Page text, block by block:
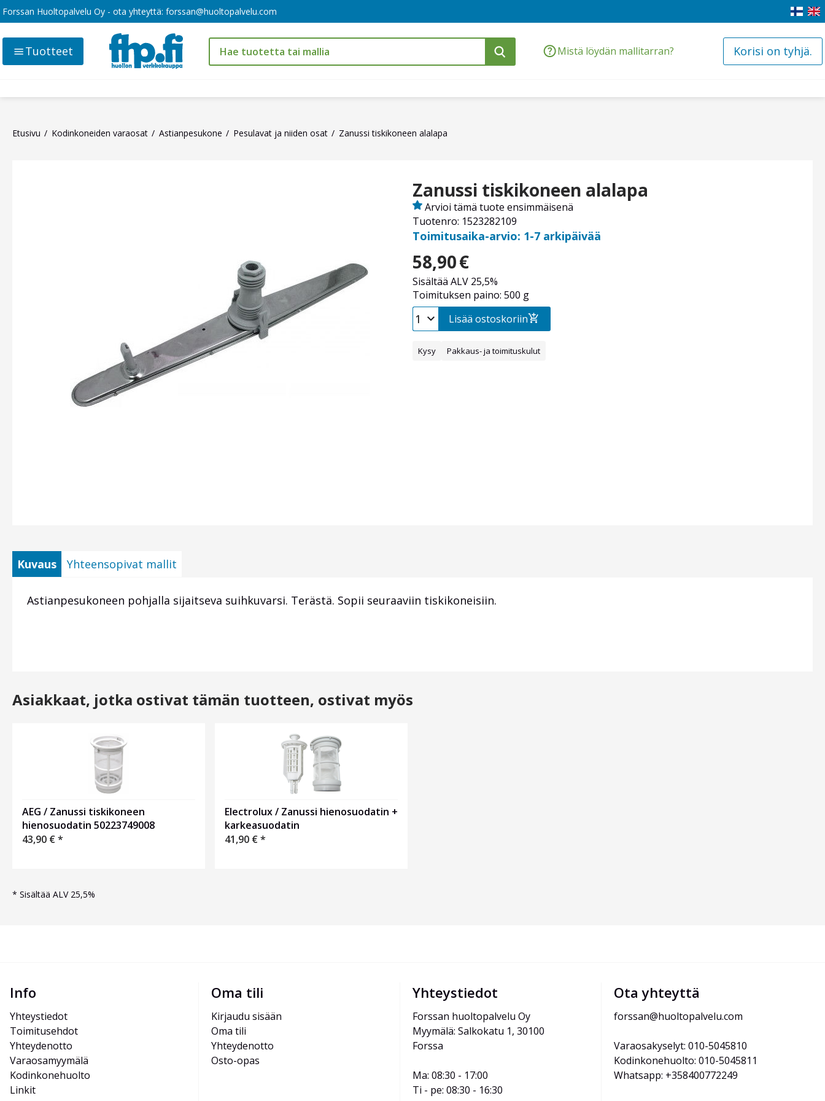
Forssan Huoltopalvelu Oy - ota yhteyttä: forssan@huoltopalvelu.com
Mistä löydän mallitarran? Korisi on tyhjä.
Tuotteet
Etusivu Kodinkoneiden varaosat Astianpesukone Pesulavat ja niiden osat Zanussi tiskikoneen alalapa
Zanussi tiskikoneen alalapa
Tuotenro: 1523282109
Arvioi tämä tuote ensimmäisenä
Toimitusaika-arvio: 1-7 arkipäivää
58,90€
Sisältää ALV 25,5%
Toimituksen paino: 500 g
Lisää ostoskoriin
Kysy Pakkaus- ja toimituskulut
Kuvaus Yhteensopivat mallit
Astianpesukoneen pohjalla sijaitseva suihkuvarsi. Terästä. Sopii seuraaviin tiskikoneisiin.
Asiakkaat, jotka ostivat tämän tuotteen, ostivat myös
AEG / Zanussi tiskikoneen
hienosuodatin 50223749008
43,90 €*
Electrolux / Zanussi hienosuodatin +
karkeasuodatin
41,90 €*
* Sisältää ALV 25,5%
Info
Yhteystiedot
Toimitusehdot
Yhteydenotto
Varaosamyymälä
Kodinkonehuolto
Linkit
Oma tili
Kirjaudu sisään
Oma tili
Yhteydenotto
Osto-opas
Yhteystiedot
Forssan huoltopalvelu Oy
Myymälä: Salkokatu 1, 30100
Forssa
Ma: 08:30 - 17:00
Ti - pe: 08:30 - 16:30
Ota yhteyttä
forssan@huoltopalvelu.com
Varaosakyselyt: 010-5045810
Kodinkonehuolto: 010-5045811
Whatsapp: +358400772249